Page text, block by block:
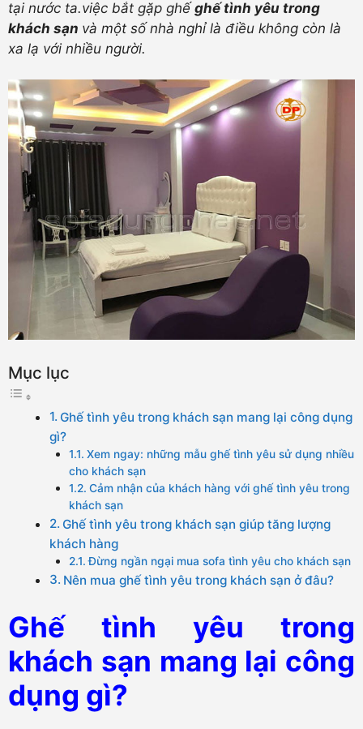
tại nước ta.việc bắt gặp ghếghế tình yêu trong
khách sạn và một số nhà nghỉ là điều không còn là
xa lạ với nhiều người.
Mục lục
Ghế tình yêu trong khách sạn mang lại công dụng
gì?
Xem ngay: những mẫu ghế tình yêu sử dụng nhiều
cho khách sạn
Cảm nhận của khách hàng với ghế tình yêu trong
khách sạn
Ghế tình yêu trong khách sạn giúp tăng lượng
khách hàng
Đừng ngần ngại mua sofa tình yêu cho khách sạn
Nên mua ghế tình yêu trong khách sạn ở đâu?
Ghế tình yêu trong
khách sạn mang lại công
dụng gì?